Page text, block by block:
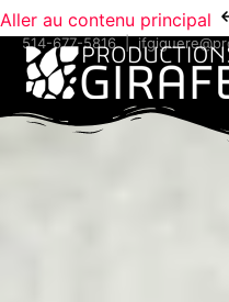
Aller au contenu principal
514-677-5816|